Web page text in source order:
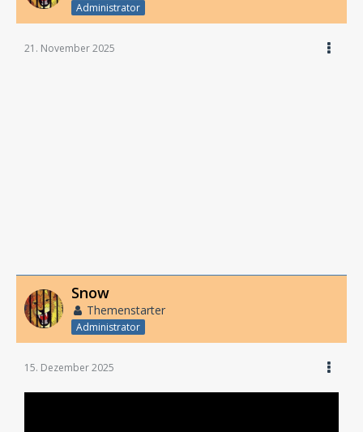
Administrator
21. November 2025
Snow
Themenstarter
Administrator
15. Dezember 2025